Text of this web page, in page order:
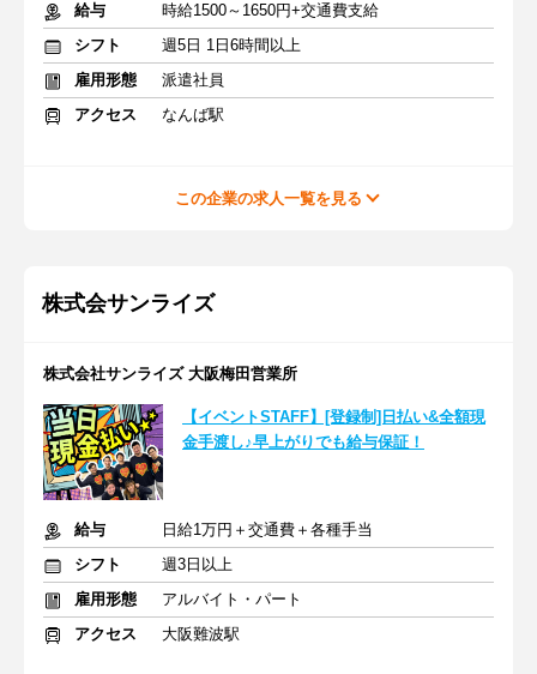
給与
時給1500～1650円+交通費支給
シフト
週5日 1日6時間以上
雇用形態
派遣社員
アクセス
なんば駅
この企業の求人一覧を見る
株式会サンライズ
株式会社サンライズ 大阪梅田営業所
【イベントSTAFF】[登録制]日払い&全額現
金手渡し♪早上がりでも給与保証！
給与
日給1万円＋交通費＋各種手当
シフト
週3日以上
雇用形態
アルバイト・パート
アクセス
大阪難波駅